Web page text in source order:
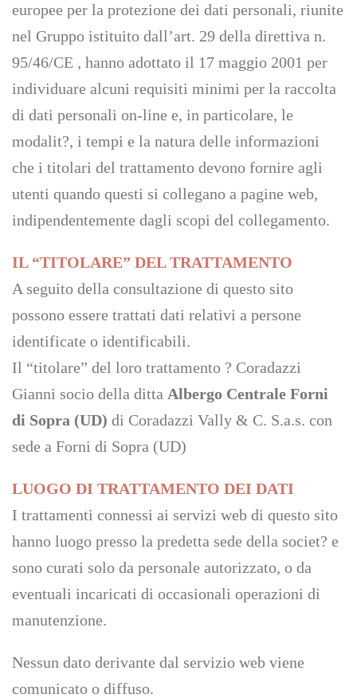
europee per la protezione dei dati personali, riunite
nel Gruppo istituito dall’art. 29 della direttiva n.
95/46/CE , hanno adottato il 17 maggio 2001 per
individuare alcuni requisiti minimi per la raccolta
di dati personali on-line e, in particolare, le
modalit?, i tempi e la natura delle informazioni
che i titolari del trattamento devono fornire agli
utenti quando questi si collegano a pagine web,
indipendentemente dagli scopi del collegamento.
IL “TITOLARE” DEL TRATTAMENTO
A seguito della consultazione di questo sito
possono essere trattati dati relativi a persone
identificate o identificabili.
Il “titolare” del loro trattamento ? Coradazzi
Gianni socio della ditta Albergo Centrale Forni
di Sopra (UD) di Coradazzi Vally & C. S.a.s. con
sede a Forni di Sopra (UD)
LUOGO DI TRATTAMENTO DEI DATI
I trattamenti connessi ai servizi web di questo sito
hanno luogo presso la predetta sede della societ? e
sono curati solo da personale autorizzato, o da
eventuali incaricati di occasionali operazioni di
manutenzione.
Nessun dato derivante dal servizio web viene
comunicato o diffuso.